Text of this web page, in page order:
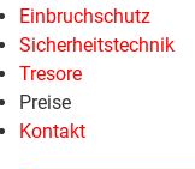
Einbruchschutz
Sicherheitstechnik
Tresore
Preise
Kontakt